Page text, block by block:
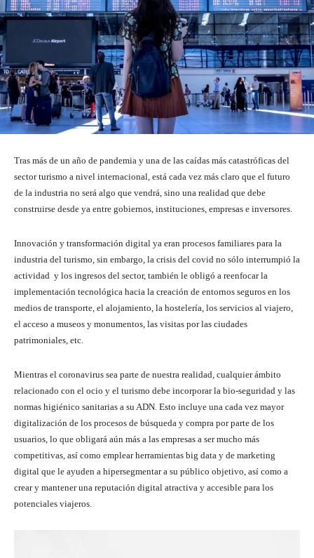
Tras más de un año de pandemia y una de las caídas más catastróficas del
sector turismo a nivel internacional, está cada vez más claro que el futuro
de la industria no será algo que vendrá, sino una realidad que debe
construirse desde ya entre gobiernos, instituciones, empresas e inversores.
Innovación y transformación digital ya eran procesos familiares para la
industria del turismo, sin embargo, la crisis del covid no sólo interrumpió la
actividad y los ingresos del sector, también le obligó a reenfocar la
implementación tecnológica hacia la creación de entornos seguros en los
medios de transporte, el alojamiento, la hostelería, los servicios al viajero,
el acceso a museos y monumentos, las visitas por las ciudades
patrimoniales, etc.
Mientras el coronavirus sea parte de nuestra realidad, cualquier ámbito
relacionado con el ocio y el turismo debe incorporar la bio-seguridad y las
normas higiénico sanitarias a su ADN. Esto incluye una cada vez mayor
digitalización de los procesos de búsqueda y compra por parte de los
usuarios, lo que obligará aún más a las empresas a ser mucho más
competitivas, así como emplear herramientas big data y de marketing
digital que le ayuden a hipersegmentar a su público objetivo, así como a
crear y mantener una reputación digital atractiva y accesible para los
potenciales viajeros.